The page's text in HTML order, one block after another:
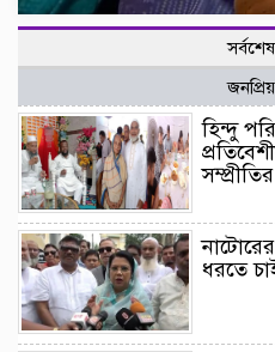
হিন্দু
ধরতে